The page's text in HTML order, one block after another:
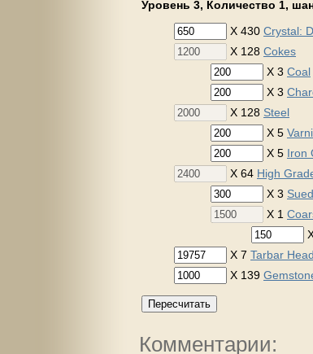
Уровень 3, Количество 1,
X 430 Crystal:
X 128 Cokes
X 3 Coal
X 3
X 128 Steel
X 5
X 5 Iron
X 64 High
X 3
X 1
X 7 Tarbar Head
X 139
Пересчитать
Комментарии: